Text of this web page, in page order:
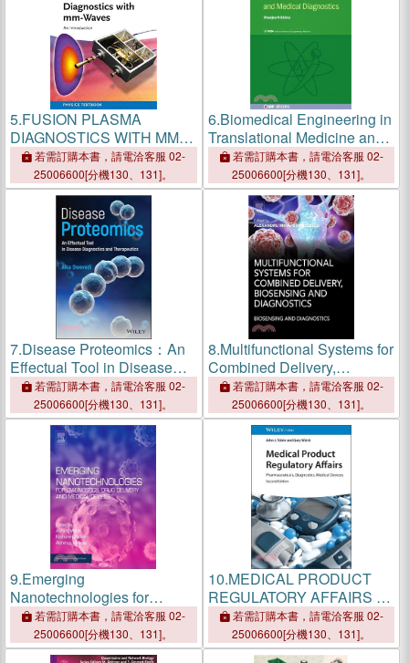
5.FUSION PLASMA
DIAGNOSTICS WITH MM-
WAVES
若需訂購本書，請電洽客服 02-
25006600[分機130、131]。
6.Biomedical Engineering in
Translational Medicine and
Medical Diagnostics
若需訂購本書，請電洽客服 02-
25006600[分機130、131]。
7.Disease Proteomics：An
Effectual Tool in Disease
Diagnostics and
Therapeutics
若需訂購本書，請電洽客服 02-
25006600[分機130、131]。
8.Multifunctional Systems for
Combined Delivery,
Biosensing and Diagnostics
若需訂購本書，請電洽客服 02-
25006600[分機130、131]。
9.Emerging
Nanotechnologies for
Diagnostics, Drug Delivery
and Medical Devices
若需訂購本書，請電洽客服 02-
25006600[分機130、131]。
10.MEDICAL PRODUCT
REGULATORY AFFAIRS 2E
PHARMACEUTICALS,
DIAGNOSTICS, MEDICAL
DEVICES
若需訂購本書，請電洽客服 02-
25006600[分機130、131]。